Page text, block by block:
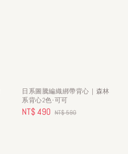
日系圖騰編織綁帶背心｜森林
系背心2色-可可
Sale
NT$ 490 Regular
NT$ 590